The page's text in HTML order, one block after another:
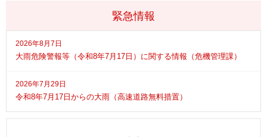
緊急情報
2026年8月7日
大雨危険警報等（令和8年7月17日）に関する情報（危機管理課）
2026年7月29日
令和8年7月17日からの大雨（高速道路無料措置）